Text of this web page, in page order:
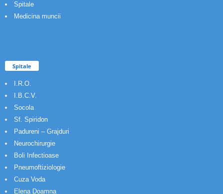
Spitale
Medicina muncii
Spitale
I.R.O.
I.B.C.V.
Socola
Sf. Spiridon
Padureni – Grajduri
Neurochirurgie
Boli Infectioase
Pneumoftiziologie
Cuza Voda
Elena Doamna